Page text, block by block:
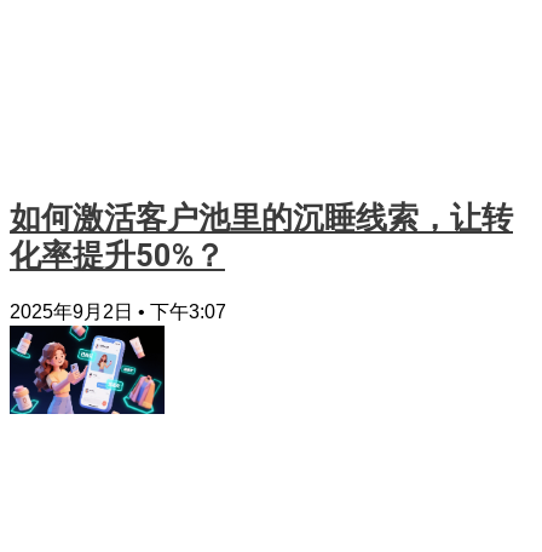
如何激活客户池里的沉睡线索，让转
化率提升50%？
2025年9月2日 下午3:07